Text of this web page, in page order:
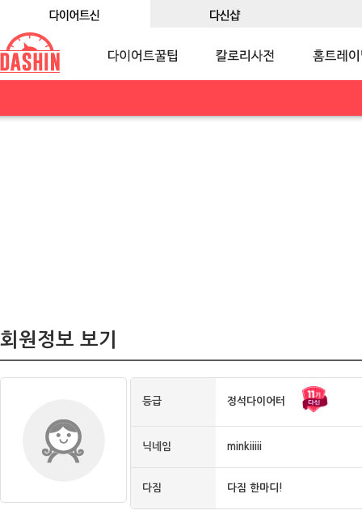
회원정보 보기
등급 정석다이어터
닉네임 minkiiiii
다짐 다짐 한마디!